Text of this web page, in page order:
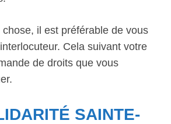
il est préférable de vous
Cela suivant votre
de droits que vous
SAINTE-